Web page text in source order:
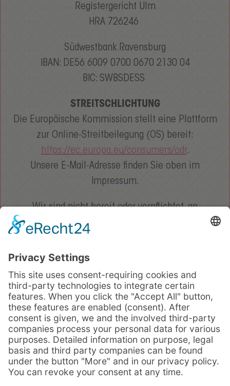
Registergericht Ulm
HRA 726246
Südwestbank Ravensburg
IBAN: DE56 6009 0700 0670 2130 04
BIC: SWBSDESS
STREITSCHLICHTUNG
Die Europäische Kommission stellt eine Plattform
zur Online-Streitbeilegung (OS) bereit:
https://ec.europa.eu/consumers/odr.
Unsere E-Mail-Adresse finden Sie oben im
Impressum.
Wir sind nicht bereit oder verpflichtet, an
Streitbeilegungsverfahren vor einer
ALLGEMEINE GESCHÄFTSBEDINGUNGEN
Nachfolgend finden Sie unsere aktuellen
Allgemeinen Geschäftsbedingungen. Jeder Gast &
Kunde der Leistungen der Hotel Knoblauch GmbH &
Co.KG in Anspruch nimmt, akzeptiert automatisch
die AGBs.
Download AGBs